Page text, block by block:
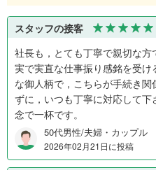
スタッフの接客
社長も，とても丁寧で親切な
実で実直な仕事振り感銘を受
な御人柄で，こちらが手続き
ずに，いつも丁寧に対応して
念で一杯です。
50代男性/夫婦・カップル
2026年02月21日に投稿